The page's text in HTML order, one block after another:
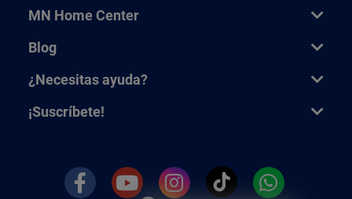
MN Home Center
Blog
¿Necesitas ayuda?
¡Suscríbete!